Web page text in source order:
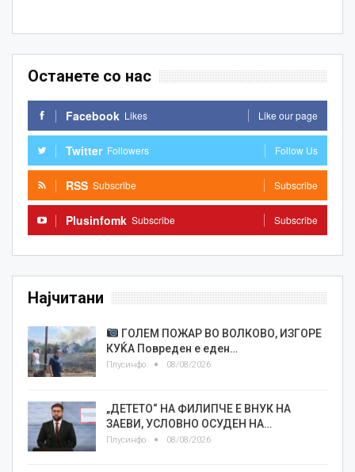
Останете со нас
Facebook Likes Like our page
Twitter Followers Follow Us
RSS Subscribe Subscribe
Plusinfomk Subscribe Subscribe
Најчитани
ГОЛЕМ ПОЖАР ВО ВОЛКОВО, ИЗГОРЕ
КУЌА Повреден е еден…
Плусинфо 08/08/2026
„ДЕТЕТО“ НА ФИЛИПЧЕ Е ВНУК НА
ЗАЕВИ, УСЛОВНО ОСУДЕН НА…
Плусинфо 08/08/2026